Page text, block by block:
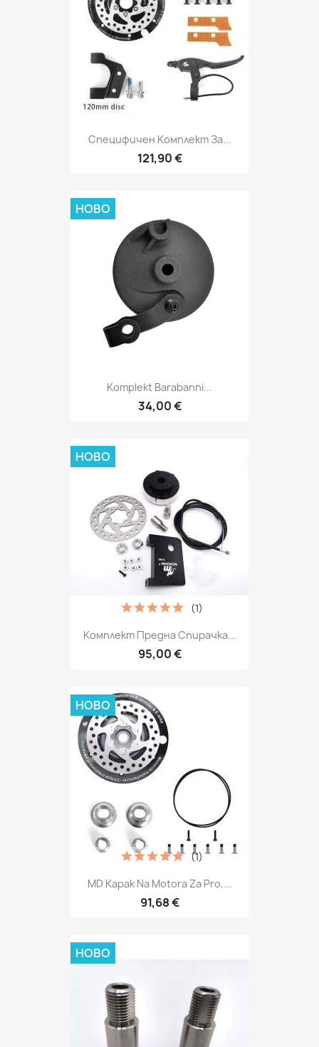
Специфичен Комплект За...
121,90 €
Komplekt Barabanni...
34,00 €
НОВО
Комплект Предна Спирачка...
95,00 €
(1)
НОВО
MD Kapak Na Motora Za Pro,...
91,68 €
(1)
НОВО
НОВО